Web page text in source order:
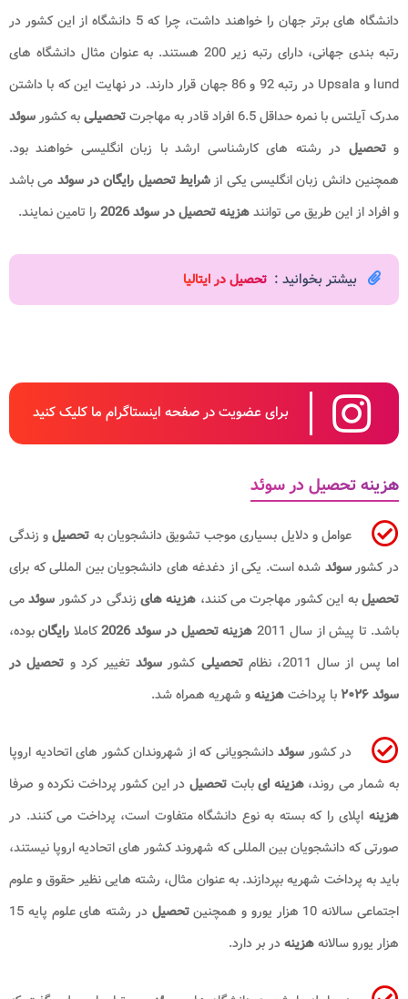
دانشگاه های برتر جهان را خواهند داشت، چرا که 5 دانشگاه از این کشور در
رتبه بندی جهانی، دارای رتبه زیر 200 هستند. به عنوان مثال دانشگاه های
lund و Upsala در رتبه 92 و 86 جهان قرار دارند. در نهایت این که با داشتن
مدرک آیلتس با نمره حداقل 6.5 افراد قادر به مهاجرت
تحصیلیبه کشورسوئد
وتحصیل در رشته های کارشناسی ارشد با زبان انگلیسی خواهند بود.
همچنین دانش زبان انگلیسی یکی ازشرایط تحصیل رایگان در سوئد می باشد
و افراد از این طریق می توانندهزینه تحصیل در سوئد 2026 را تامین نمایند.
بیشتر بخوانید : تحصیل در ایتالیا
برای عضویت در صفحه اینستاگرام ما کلیک کنید
هزینه تحصیل در سوئد
عوامل و دلایل بسیاری موجب تشویق دانشجویان به تحصیلو زندگی
در کشورسوئد شده است. یکی از دغدغه های دانشجویان بین المللی که برای
تحصیلبه این کشور مهاجرت می کنند، هزینه های زندگی در کشور سوئدمی
باشد. تا پیش از سال 2011
هزینه تحصیل در سوئد 2026 کاملا رایگانبوده،
اما پس از سال 2011، نظام
تحصیلی کشورسوئد تغییر کرد و تحصیل در
سوئد ۲۰۲۶
با پرداختهزینهو شهریه همراه شد.
در کشور سوئددانشجویانی که از شهروندان کشور های اتحادیه اروپا
به شمار می روند،هزینه ایبابت تحصیل در این کشور پرداخت نکرده و صرفا
هزینه اپلای را که بسته به نوع دانشگاه متفاوت است، پرداخت می کنند. در
صورتی که دانشجویان بین المللی که شهروند کشور های اتحادیه اروپا نیستند،
باید به پرداخت شهریه بپردازند. به عنوان مثال، رشته هایی نظیر حقوق و علوم
اجتماعی سالانه 10 هزار یورو و همچنین
تحصیل
در رشته های علوم پایه 15
هزار یورو سالانههزینهدر بر دارد.